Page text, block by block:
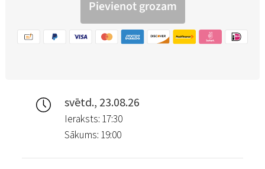
svētd., 23.08.26
Ieraksts: 17:30
Sākums: 19:00